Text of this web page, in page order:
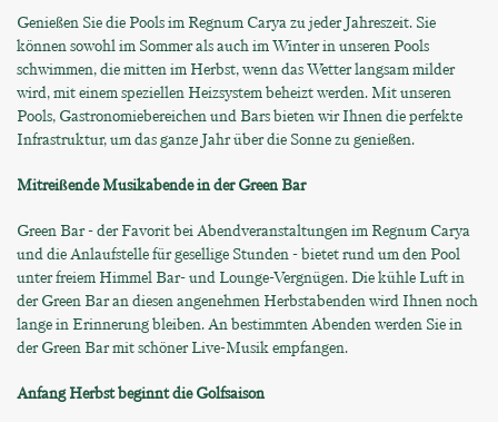
Genießen Sie die Pools im Regnum Carya zu jeder Jahreszeit. Sie
können sowohl im Sommer als auch im Winter in unseren Pools
schwimmen, die mitten im Herbst, wenn das Wetter langsam milder
wird, mit einem speziellen Heizsystem beheizt werden. Mit unseren
Pools, Gastronomiebereichen und Bars bieten wir Ihnen die perfekte
Infrastruktur, um das ganze Jahr über die Sonne zu genießen.
Mitreißende Musikabende in der Green Bar
Green Bar - der Favorit bei Abendveranstaltungen im Regnum Carya
und die Anlaufstelle für gesellige Stunden - bietet rund um den Pool
unter freiem Himmel Bar- und Lounge-Vergnügen. Die kühle Luft in
der Green Bar an diesen angenehmen Herbstabenden wird Ihnen noch
lange in Erinnerung bleiben. An bestimmten Abenden werden Sie in
der Green Bar mit schöner Live-Musik empfangen.
Anfang Herbst beginnt die Golfsaison